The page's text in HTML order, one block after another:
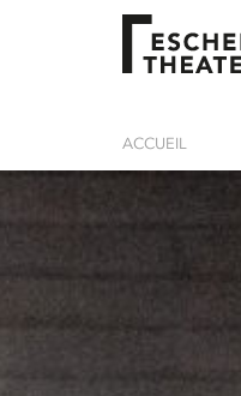
ACCUEIL